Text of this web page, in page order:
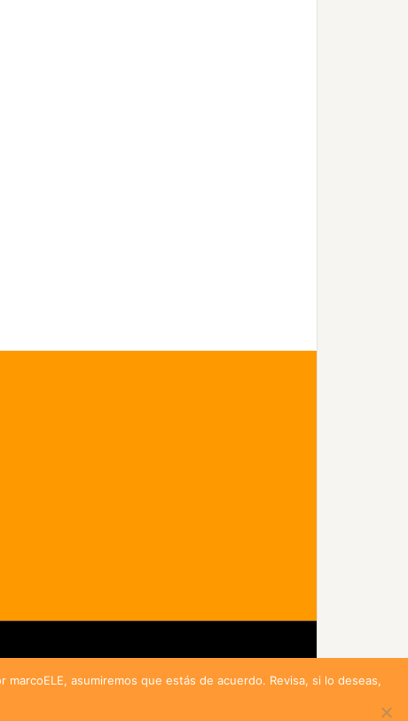
asumiremos que estás de acuerdo. Revisa, si lo deseas,